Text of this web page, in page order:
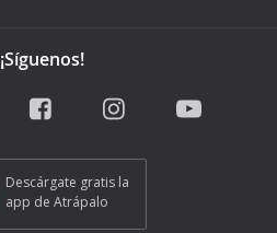
¡Síguenos!
Descárgate gratis la
app de Atrápalo